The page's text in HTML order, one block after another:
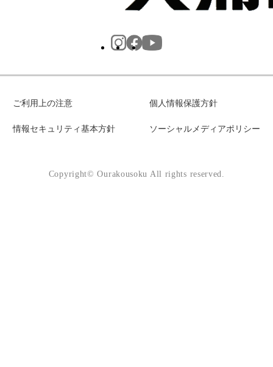
ご利用上の注意 個人情報保護方針
情報セキュリティ基本方針 ソーシャルメディアポリシー
Copyright© Ourakousoku All rights reserved.